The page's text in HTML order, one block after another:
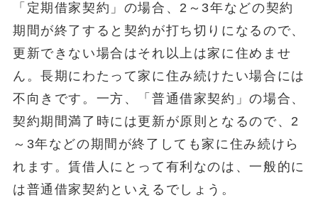
「定期借家契約」の場合、2～3年などの契約
期間が終了すると契約が打ち切りになるので、
更新できない場合はそれ以上は家に住めませ
ん。長期にわたって家に住み続けたい場合には
不向きです。一方、「普通借家契約」の場合、
契約期間満了時には更新が原則となるので、2
～3年などの期間が終了しても家に住み続けら
れます。賃借人にとって有利なのは、一般的に
は普通借家契約といえるでしょう。